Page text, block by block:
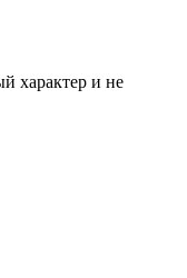
характер и не